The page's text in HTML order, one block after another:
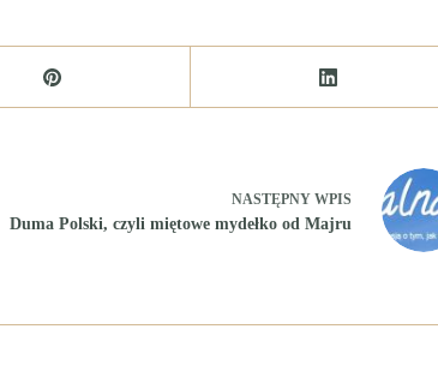
NASTĘPNYWPIS
Duma Polski, czyli miętowe mydełko od Majru